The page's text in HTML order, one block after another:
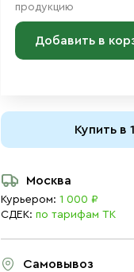
продукцию
Добавить в
Купить в
Москва
Курьером: 1 000 ₽
СДЕК: по тарифам ТК
Самовывоз